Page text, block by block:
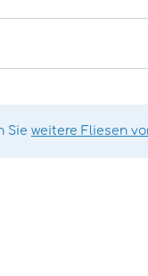
Sie weitere Fliesen